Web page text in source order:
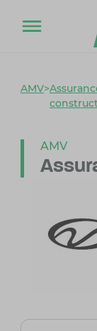
AMV>
AMV